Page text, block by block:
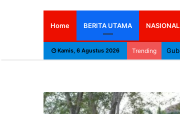
Home BERITA UTAMA NASIONAL
Kamis, 6 Agustus 2026 Trending